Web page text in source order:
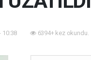
10:38 6394+ kez okundu.